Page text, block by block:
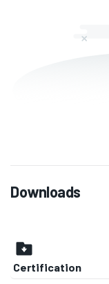
Downloads
Certification